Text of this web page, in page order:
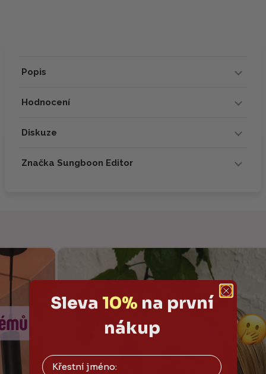
Popis
Hodnocení
Diskuze
Značka Sungboon Editor
Sleva 10% na první
nákup